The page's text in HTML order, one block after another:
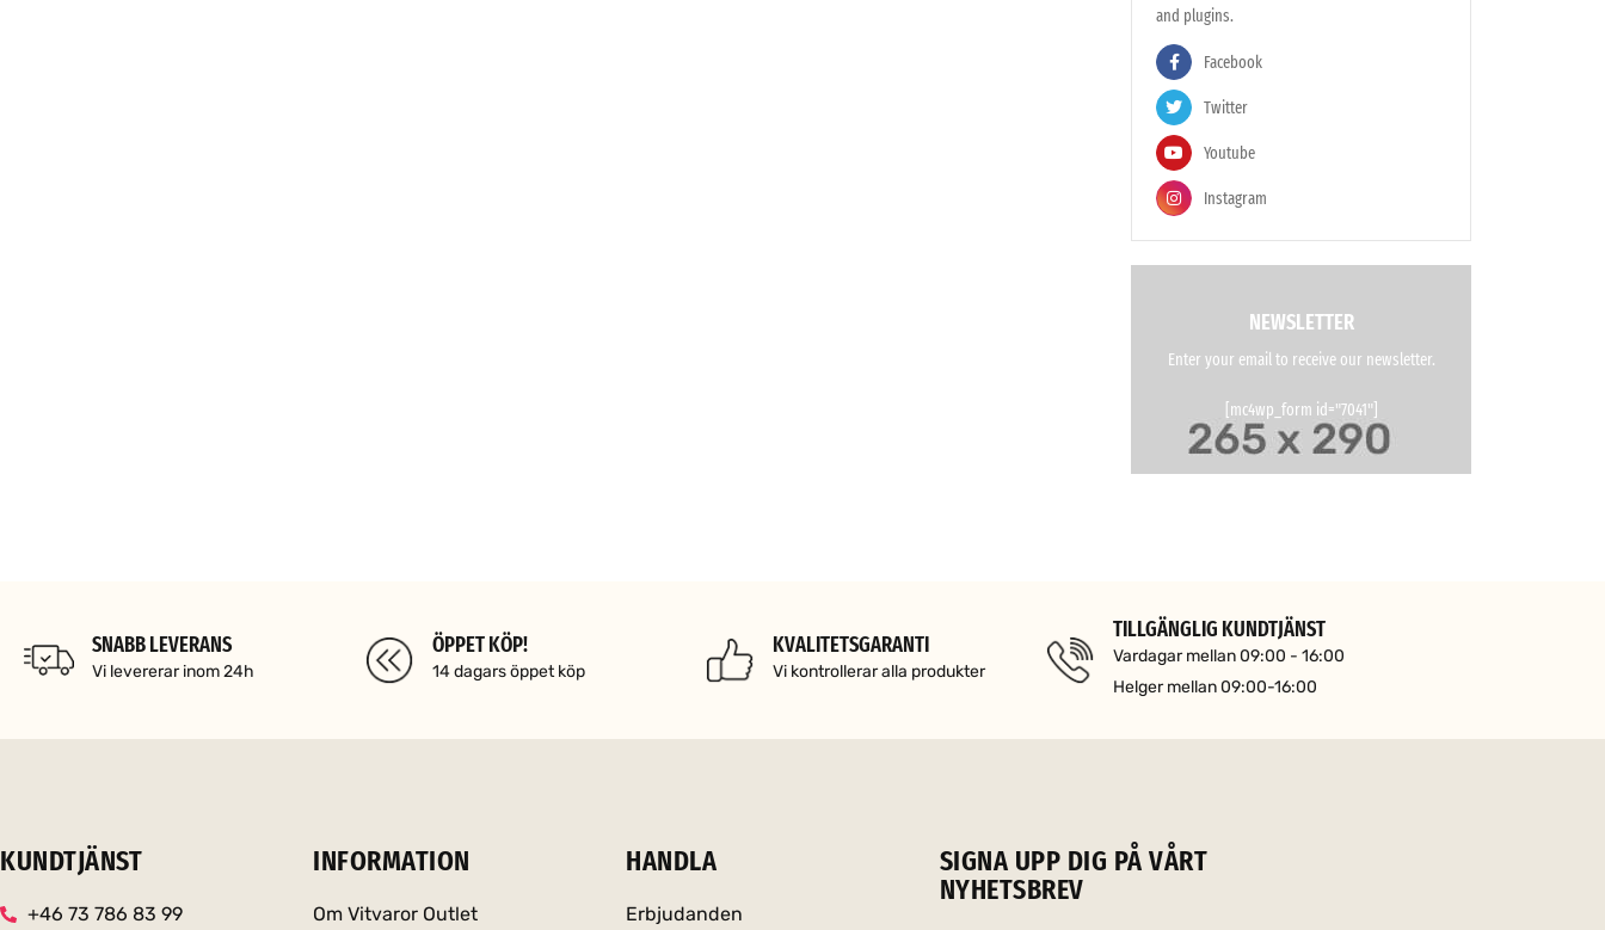
and plugins.
Facebook
Twitter
Youtube
Instagram
NEWSLETTER
Enter your email to receive our newsletter.
[mc4wp_form id="7041"]
SNABB LEVERANS
Vi levererar inom 24h
ÖPPET KÖP!
14 dagars öppet köp
KVALITETSGARANTI
Vi kontrollerar alla produkter
TILLGÄNGLIG KUNDTJÄNST
Vardagar mellan 09:00 - 16:00
Helger mellan 09:00-16:00
KUNDTJÄNST
+46 73 786 83 99
INFORMATION
Om Vitvaror Outlet
HANDLA
Erbjudanden
SIGNA UPP DIG PÅ VÅRT
NYHETSBREV